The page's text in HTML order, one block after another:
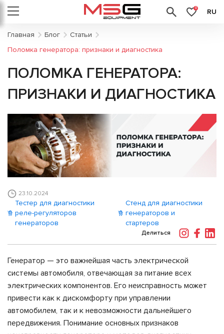
0 RU
Главная Блог
Статьи
Поломка генератора: признаки и диагностика
ПОЛОМКА ГЕНЕРАТОРА:
ПРИЗНАКИ И ДИАГНОСТИКА
23.10.2024
Тестер для диагностики
реле-регуляторов
генераторов
Стенд для диагностики
генераторов и
стартеров
Делиться
Генератор — это важнейшая часть электрической
системы автомобиля, отвечающая за питание всех
электрических компонентов. Его неисправность может
привести как к дискомфорту при управлении
автомобилем, так и к невозможности дальнейшего
передвижения. Понимание основных признаков